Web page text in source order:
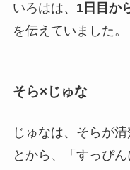
いろはは、 1日目か
を伝えていました。
そら×じゅな
じゅなは、そらが
とから、「すっぴ